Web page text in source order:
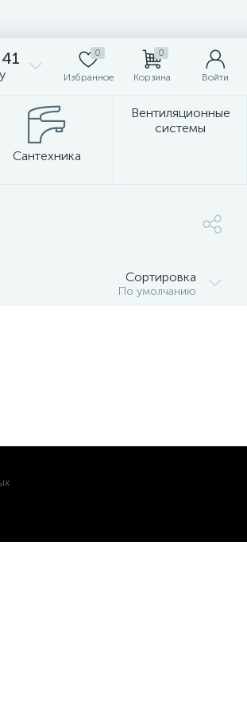
0
Избранное
0
Корзина Войти
Сантехника
Вентиляционные
системы
Сортировка
По умолчанию